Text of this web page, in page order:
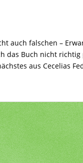
auch falschen –
das Buch nicht
aus Cecelias